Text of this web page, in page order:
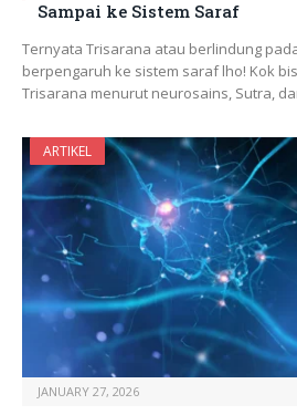
Sampai ke Sistem Saraf
Ternyata Trisarana atau berlindung
berpengaruh ke sistem saraf lho! Kok
Trisarana menurut neurosains, Sutra,
ARTIKEL
JANUARY 27, 2026